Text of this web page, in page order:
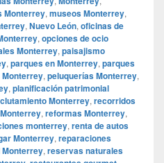
Monterrey, museos Monterrey,
, Nuevo León, oficinas de
, opciones de ocio
Monterrey, paisajismo
, parques en Monterrey, parques
, peluquerías Monterrey,
, planificación patrimonial
Monterrey, recorridos
, reformas Monterrey,
monterrey, renta de autos
Monterrey, reparaciones
, reservas naturales